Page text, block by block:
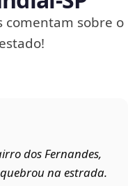
comentam sobre o
dos Fernandes,
na estrada.